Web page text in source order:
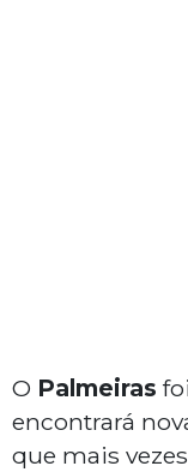
O Palmeiras
encontrará
que mais